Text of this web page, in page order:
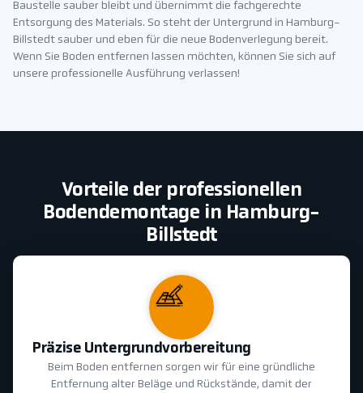
Baustelle sauber bleibt und übernimmt die fachgerechte
Entsorgung des Materials. So steht der Untergrund in Hamburg-
Billstedt sauber und eben für die neue Bodenverlegung bereit.
Wenn Sie Boden entfernen lassen möchten, können Sie sich auf
unsere professionelle Ausführung verlassen!
Vorteile der professionellen
Bodendemontage in Hamburg-
Billstedt
Präzise Untergrundvorbereitung
Beim Boden entfernen sorgen wir für eine gründliche
Entfernung alter Beläge und Rückstände, damit der